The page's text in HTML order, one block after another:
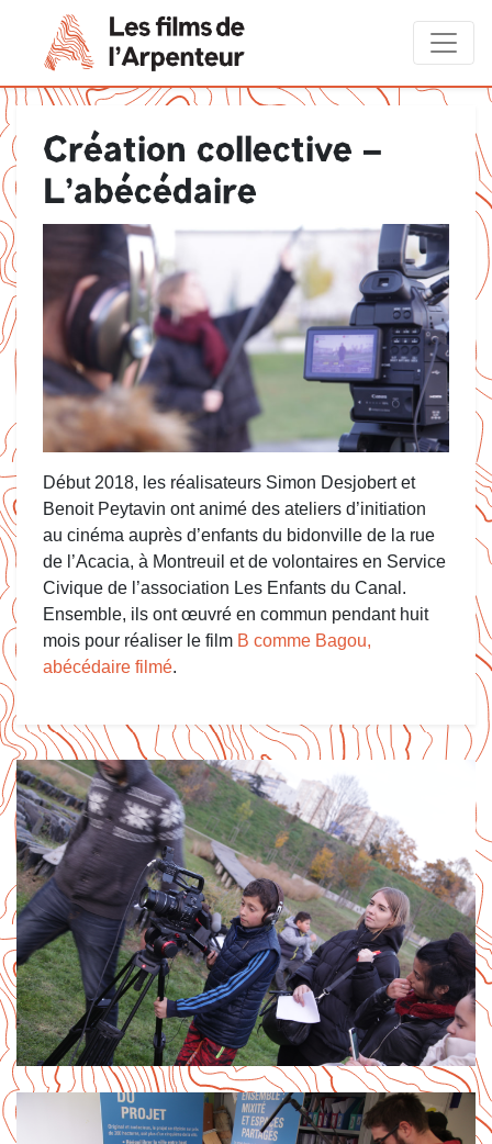
Création collective –
L’abécédaire
Début 2018, les réalisateurs Simon Desjobert et
Benoit Peytavin ont animé des ateliers d’initiation
au cinéma auprès d’enfants du bidonville de la rue
de l’Acacia, à Montreuil et de volontaires en Service
Civique de l’association Les Enfants du Canal.
Ensemble, ils ont œuvré en commun pendant huit
mois pour réaliser le film B comme Bagou,
abécédaire filmé.